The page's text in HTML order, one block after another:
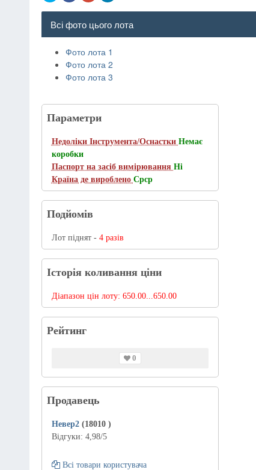
Всі фото цього лота
Фото лота 1
Фото лота 2
Фото лота 3
Параметри
Недоліки Інструмента/Оснастки Немає
коробки
Паспорт на засіб вимірювання Ні
Країна де вироблено Срср
Подйомів
Лот піднят - 4 разів
Історія коливання ціни
Діапазон цін лоту: 650.00...650.00
Рейтинг
0
Продавець
Невер2 (18010 )
Відгуки: 4,98/5
Всі товари користувача